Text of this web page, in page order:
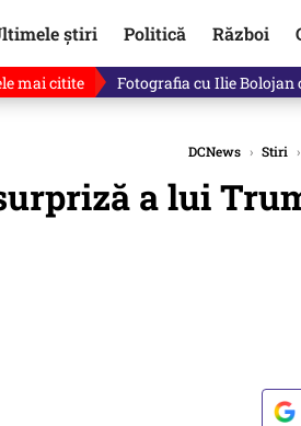
știri Politică Război
mai citite Lucruri neștiute despre
DCNews › Stiri ›
a lui